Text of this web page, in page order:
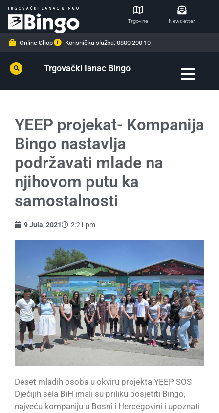
Trgovine Newsletter
Online Shop Korisnička služba: 0800 200 10
Trgovački lanac Bingo
YEEP projekat- Kompanija
Bingo nastavlja
podržavati mlade na
njihovom putu ka
samostalnosti
9 Jula, 2021 2:21 pm
Deset mladih osoba u okviru projekta YEEP SOS
Dječijih sela BiH imali su priliku posjetiti Bingo,
najveću kompaniju u Bosni i Hercegovini i upoznati